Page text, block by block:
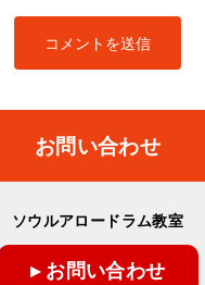
お問い合わせ
ソウルアロードラム教室
▸ お問い合わせ